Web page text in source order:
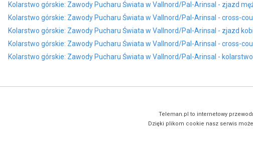
Kolarstwo górskie: Zawody Pucharu Świata w Vallnord/Pal-Arinsal - zjazd
Kolarstwo górskie: Zawody Pucharu Świata w Vallnord/Pal-Arinsal - cross-
Kolarstwo górskie: Zawody Pucharu Świata w Vallnord/Pal-Arinsal - zjazd
Kolarstwo górskie: Zawody Pucharu Świata w Vallnord/Pal-Arinsal - cross-
Kolarstwo górskie: Zawody Pucharu Świata w Vallnord/Pal-Arinsal - kolarstwo
Teleman.pl to internetowy
Dzięki plikom cookie nasz serwis